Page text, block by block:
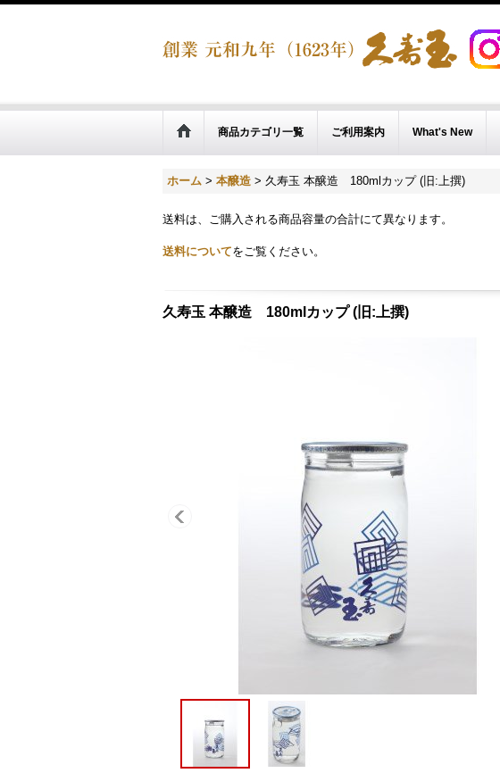
商品カテゴリ一覧 ご利用案内 What's New
ホーム > 本醸造 > 久寿玉 本醸造 180mlカップ (旧:上撰)
送料は、ご購入される商品容量の合計にて異なります。
送料についてをご覧ください。
久寿玉 本醸造 180mlカップ (旧:上撰)